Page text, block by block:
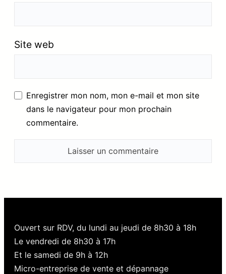
Site web
Enregistrer mon nom, mon e-mail et mon site
dans le navigateur pour mon prochain
commentaire.
Ouvert sur RDV, du lundi au jeudi de 8h30 à 18h
Le vendredi de 8h30 à 17h
Et le samedi de 9h à 12h
Micro-entreprise de vente et dépannage